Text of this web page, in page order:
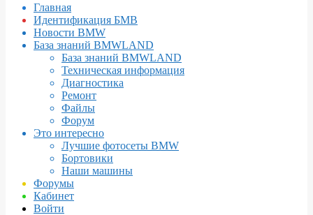
навигации
Главная
Идентификация БМВ
Новости BMW
База знаний BMWLAND
База знаний BMWLAND
Техническая информация
Диагностика
Ремонт
Файлы
Форум
Это интересно
Лучшие фотосеты BMW
Бортовики
Наши машины
Форумы
Кабинет
Войти